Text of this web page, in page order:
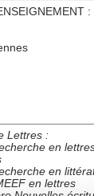
:
Lettres :
en
en
en lettres